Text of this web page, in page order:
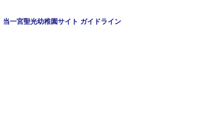
当一宮聖光幼稚園サイト ガイドライン